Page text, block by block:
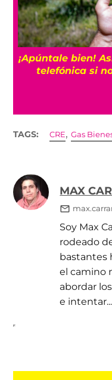
¡Apúntale bien!
telefónica si
TAGS: CRE,Gas
MAX
Soy Max
rodeado
bastantes
el camino
abordar
e intentar...